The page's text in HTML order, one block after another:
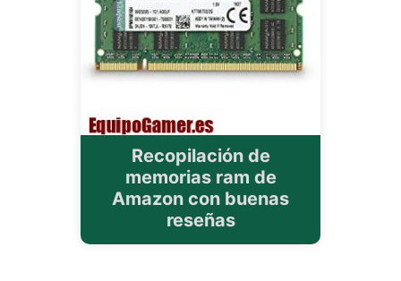
Recopilación de
memorias ram de
Amazon con buenas
reseñas